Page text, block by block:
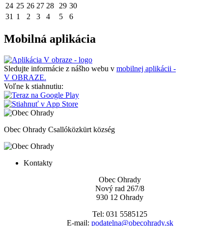
24 25 26 27 28 29 30
31 1 2 3 4 5 6
Mobilná aplikácia
Sledujte informácie z nášho webu v mobilnej aplikácii -
V OBRAZE.
Voľne k stiahnutiu:
Obec Ohrady Csallóközkürt község
Kontakty
Obec Ohrady
Nový rad 267/8
930 12 Ohrady
Tel: 031 5585125
E-mail: podatelna@obecohrady.sk